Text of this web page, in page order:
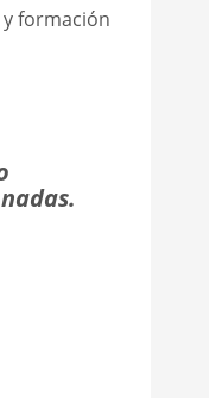
formación